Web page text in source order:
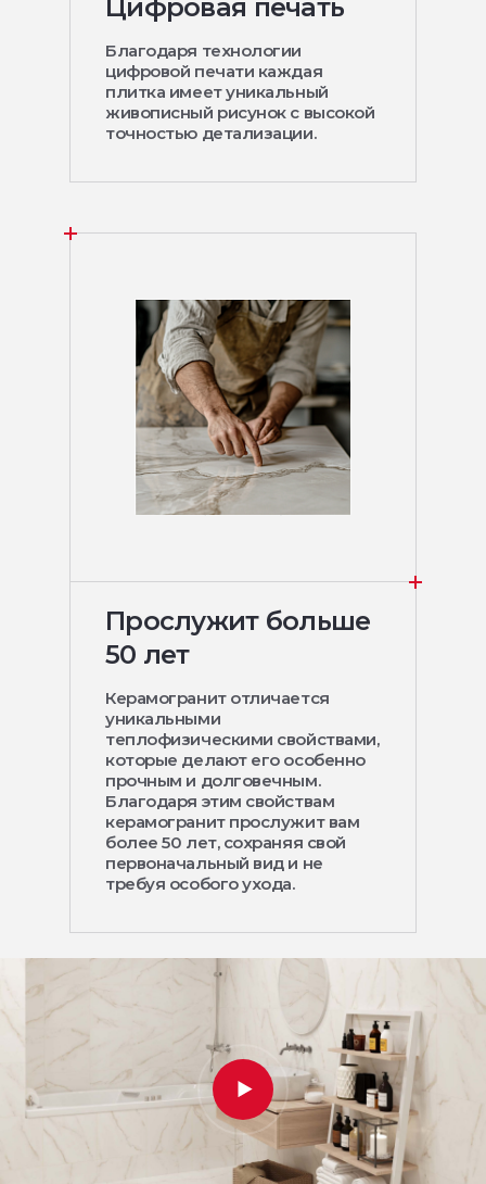
Цифровая печать
Благодаря технологии
цифровой печати каждая
плитка имеет уникальный
живописный рисунок с высокой
точностью детализации.
Прослужит больше
50 лет
Керамогранит отличается
уникальными
теплофизическими свойствами,
которые делают его особенно
прочным и долговечным.
Благодаря этим свойствам
керамогранит прослужит вам
более 50 лет, сохраняя свой
первоначальный вид и не
требуя особого ухода.